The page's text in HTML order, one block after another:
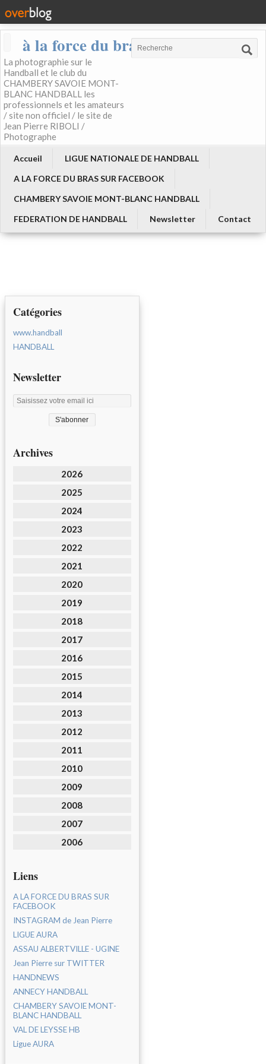
à la force du bras
La photographie sur le
Handball et le club du
CHAMBERY SAVOIE MONT-
BLANC HANDBALL les
professionnels et les amateurs
/ site non officiel / le site de
Jean Pierre RIBOLI /
Photographe
Accueil
LIGUE NATIONALE DE HANDBALL
A LA FORCE DU BRAS SUR FACEBOOK
CHAMBERY SAVOIE MONT-BLANC HANDBALL
FEDERATION DE HANDBALL
Newsletter Contact
Catégories
www.handball
HANDBALL
Newsletter
Archives
2026
2025
2024
2023
2022
2021
2020
2019
2018
2017
2016
2015
2014
2013
2012
2011
2010
2009
2008
2007
2006
Liens
A LA FORCE DU BRAS SUR
FACEBOOK
INSTAGRAM de Jean Pierre
LIGUE AURA
ASSAU ALBERTVILLE - UGINE
Jean Pierre sur TWITTER
HANDNEWS
ANNECY HANDBALL
CHAMBERY SAVOIE MONT-
BLANC HANDBALL
VAL DE LEYSSE HB
Ligue AURA